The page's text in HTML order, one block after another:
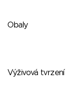
Obaly
Výživová tvrzení